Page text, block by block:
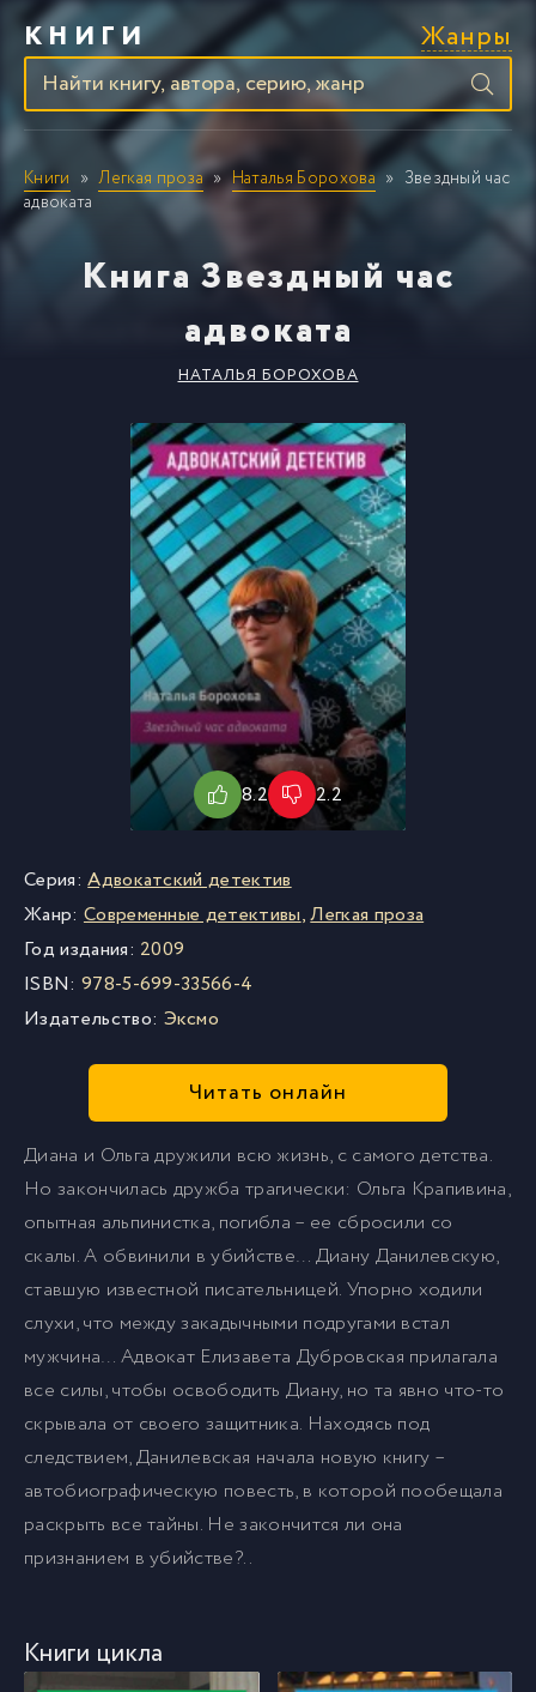
КНИГИ Жанры
Книги Легкая проза Наталья Борохова
Звездный час
адвоката
Книга Звездный час
адвоката
НАТАЛЬЯ БОРОХОВА
8.2 2.2
Серия: Адвокатский детектив
Жанр: Современные детективы,Легкая проза
Год издания: 2009
ISBN: 978-5-699-33566-4
Издательство: Эксмо
Читать онлайн
Диана и Ольга дружили всю жизнь, с самого детства.
Но закончилась дружба трагически: Ольга Крапивина,
опытная альпинистка, погибла – ее сбросили со
скалы. А обвинили в убийстве… Диану Данилевскую,
ставшую известной писательницей. Упорно ходили
слухи, что между закадычными подругами встал
мужчина… Адвокат Елизавета Дубровская прилагала
все силы, чтобы освободить Диану, но та явно что-то
скрывала от своего защитника. Находясь под
следствием, Данилевская начала новую книгу –
автобиографическую повесть, в которой пообещала
раскрыть все тайны. Не закончится ли она
признанием в убийстве?..
Книги цикла